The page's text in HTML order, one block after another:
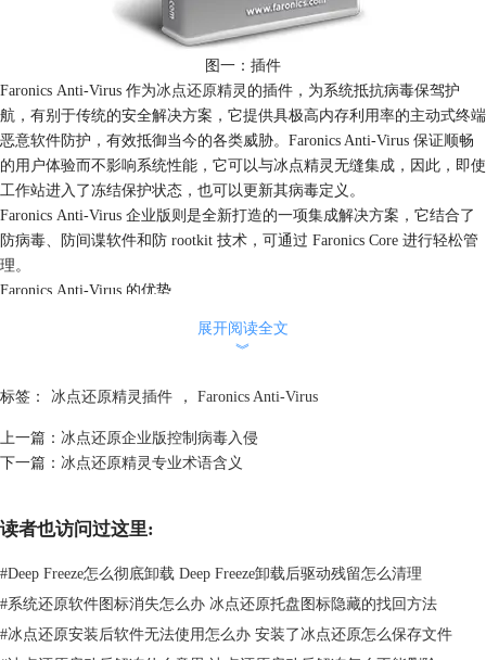
图一：插件
Faronics Anti-Virus 作为冰点还原精灵的插件，为系统抵抗病毒保驾护
航，有别于传统的安全解决方案，它提供具极高内存利用率的主动式终端
恶意软件防护，有效抵御当今的各类威胁。Faronics Anti-Virus 保证顺畅
的用户体验而不影响系统性能，它可以与冰点精灵无缝集成，因此，即使
工作站进入了冻结保护状态，也可以更新其病毒定义。
Faronics Anti-Virus 企业版则是全新打造的一项集成解决方案，它结合了
防病毒、防间谍软件和防 rootkit 技术，可通过 Faronics Core 进行轻松管
理。
Faronics Anti-Virus 的优势
4、MX-Virtualization™ 技术可分析威胁，阻止威胁在计算 机上运行
为检测
6、通过 Faronics Core 提供可扩展的集中管理、部署和全面报告
选择的。冰点软件企业版可在不使用Faronics Anti-Virus的情况下单独使
用。相关文章：冰点还原企业版控制病毒入侵。
展开阅读全文
︾
标签： 冰点还原精灵插件 ， Faronics Anti-Virus
上一篇： 冰点还原企业版控制病毒入侵
下一篇： 冰点还原精灵专业术语含义
读者也访问过这里:
#Deep Freeze怎么彻底卸载 Deep Freeze卸载后驱动残留怎么清理
#系统还原软件图标消失怎么办 冰点还原托盘图标隐藏的找回方法
#冰点还原安装后软件无法使用怎么办 安装了冰点还原怎么保存文件